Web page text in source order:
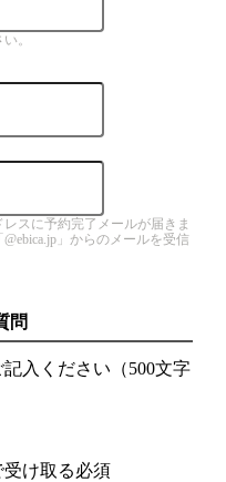
。
スに予約完了メールが届きま
」からのメールを受信
問
入ください（500文字
け取る必須